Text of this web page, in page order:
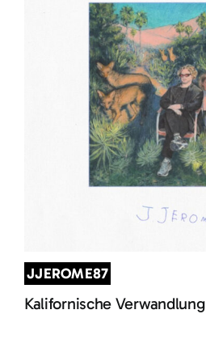
JJEROME87
Kalifornische Verwandlung